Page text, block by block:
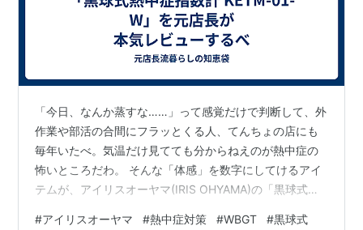
「今日、なんか蒸すな……」って感覚だけで判断して、外
作業や部活の合間にフラッとくる人、てんちょの店にも
毎年いたべ。気温だけ見てても分からねえのが熱中症の
怖いところだわ。 そんな「体感」を数字にしてけるアイ
テムが、アイリスオーヤマ(IRIS OHYAMA)の「黒球式熱
#アイリスオーヤマ #熱中症対策 #WBGT #黒球式